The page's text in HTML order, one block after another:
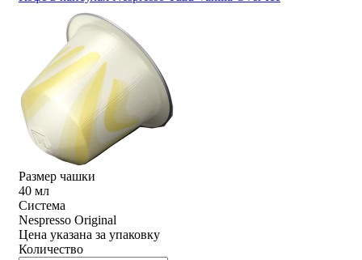
Размер чашки
40 мл
Система
Nespresso Original
Цена указана за упаковку
Количество